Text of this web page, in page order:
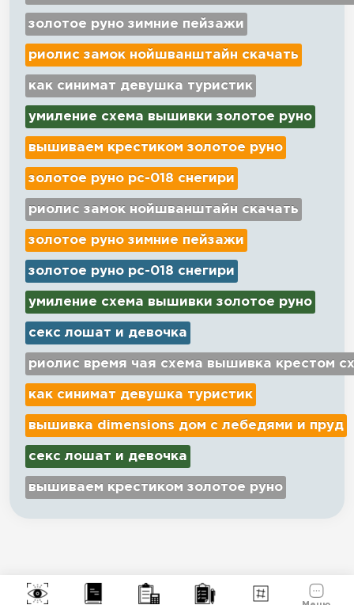
золотое руно зимние пейзажи
риолис замок нойшванштайн скачать
как синимат девушка туристик
умиление схема вышивки золотое руно
вышиваем крестиком золотое руно
золотое руно рс-018 снегири
риолис замок нойшванштайн скачать
золотое руно зимние пейзажи
золотое руно рс-018 снегири
умиление схема вышивки золотое руно
секс лошат и девочка
риолис время чая схема вышивка крестом
как синимат девушка туристик
вышивка dimensions дом с лебедями и пруд
секс лошат и девочка
вышиваем крестиком золотое руно